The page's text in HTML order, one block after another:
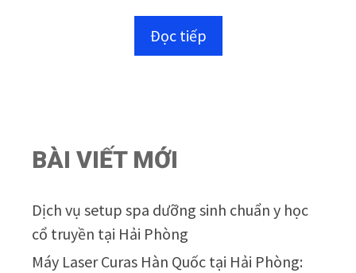
gĐọc tiếp
BÀI VIẾT MỚI
Dịch vụ setup spa dưỡng sinh chuẩn y học
cổ truyền tại Hải Phòng
Máy Laser Curas Hàn Quốc tại Hải Phòng: